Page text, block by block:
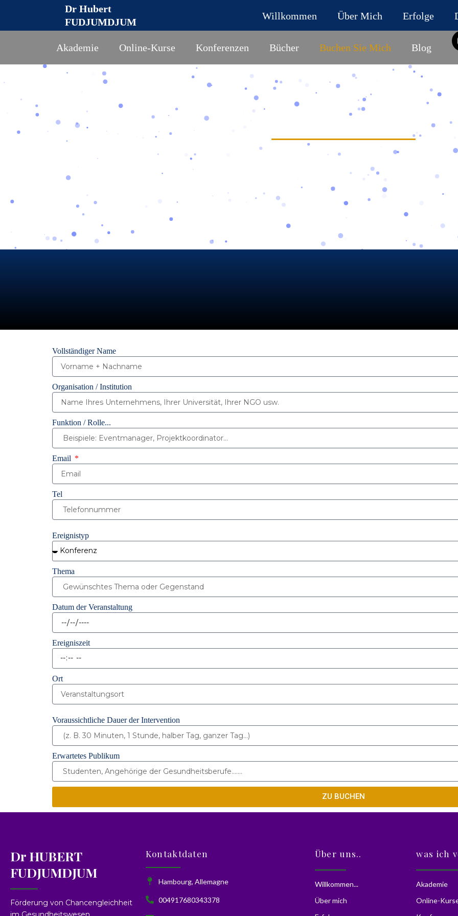
contenu
Dr Hubert
FUDJUMDJUM
Willkommen Über Mich Erfolge
Akademie Online-Kurse Konferenzen Bücher Buchen Sie Mich Blog
Vollständiger Name
Organisation / Institution
Funktion / Rolle...
Email
Tel
Ereignistyp
Thema
Datum der Veranstaltung
Ereigniszeit
Ort
Voraussichtliche Dauer der Intervention
Erwartetes Publikum
ZU BUCHEN
Dr HUBERT
FUDJUMDJUM
Förderung von Chancengleichheit
Kontaktdaten
Hambourg, Allemagne
004917680343378
Über uns..
Willkommen...
Über mich
was ich
Akademie
Online-